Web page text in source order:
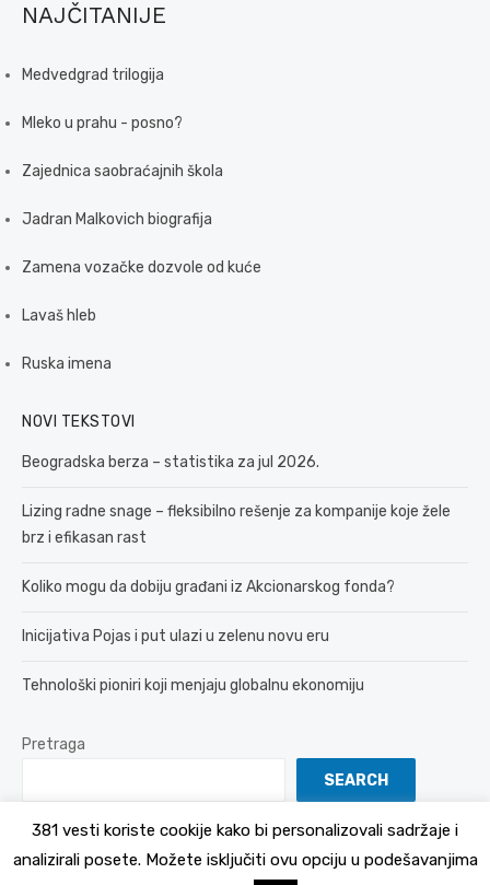
NAJČITANIJE
Medvedgrad trilogija
Mleko u prahu - posno?
Zajednica saobraćajnih škola
Jadran Malkovich biografija
Zamena vozačke dozvole od kuće
Lavaš hleb
Ruska imena
NOVI TEKSTOVI
Beogradska berza – statistika za jul 2026.
Lizing radne snage – fleksibilno rešenje za kompanije koje žele
brz i efikasan rast
Koliko mogu da dobiju građani iz Akcionarskog fonda?
Inicijativa Pojas i put ulazi u zelenu novu eru
Tehnološki pioniri koji menjaju globalnu ekonomiju
Pretraga
SEARCH
Politika Privatnosti
381 vesti koriste cookije kako bi personalizovali sadržaje i
analizirali posete. Možete isključiti ovu opciju u podešavanjima